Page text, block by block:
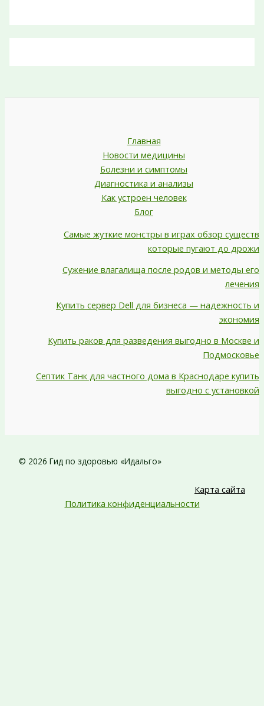
Главная
Новости медицины
Болезни и симптомы
Диагностика и анализы
Как устроен человек
Блог
Самые жуткие монстры в играх обзор существ
которые пугают до дрожи
Сужение влагалища после родов и методы его
лечения
Купить сервер Dell для бизнеса — надежность и
экономия
Купить раков для разведения выгодно в Москве и
Подмосковье
Септик Танк для частного дома в Краснодаре купить
выгодно с установкой
© 2026 Гид по здоровью «Идальго»
Карта сайта
Политика конфиденциальности